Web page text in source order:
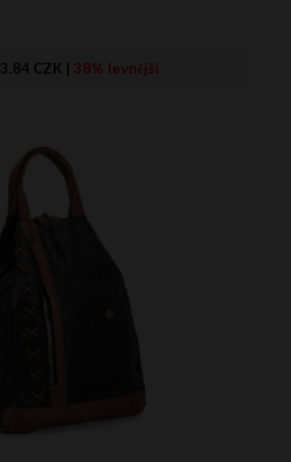
CZK | 38% levnější